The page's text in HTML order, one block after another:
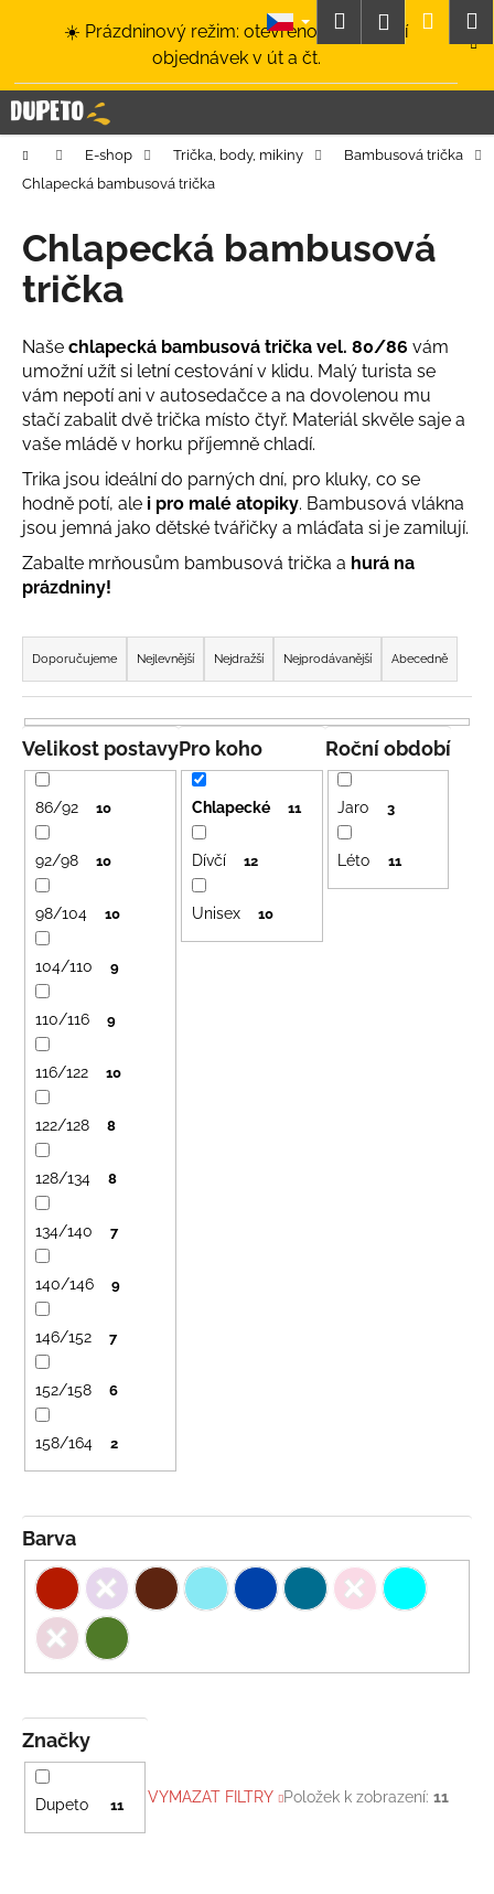
☀️ Prázdninový režim: otevřeno a odesílání
objednávek v út a čt.
HledatPřihlášení
Domů E-shop Trička, body, mikiny
Bambusová trička
Chlapecká bambusová trička
Chlapecká bambusová
trička
Naše chlapecká bambusová trička vel. 80/86 vám
umožní užít si letní cestování v klidu. Malý turista se
vám nepotí ani v autosedačce a na dovolenou mu
stačí zabalit dvě trička místo čtyř. Materiál skvěle saje a
vaše mládě v horku příjemně chladí.
Trika jsou ideální do parných dní, pro kluky, co se
hodně potí, ale i pro malé atopiky. Bambusová vlákna
jsou jemná jako dětské tvářičky a mláďata si je zamilují.
Zabalte mrňousům bambusová trička a hurá na
prázdniny!
Ř
a
z
e
n
í
p
o
d
u
ů
Doporučujeme Nejlevnější Nejdražší Nejprodávanější Abecedně
Značky
Dupeto 11
Barva
Pro koho
Chlapecké 11
Dívčí 12
Unisex 10
Roční období
Jaro 3
Léto 11
Velikost postavy
86/92 10
92/98 10
98/104 10
104/110 9
110/116 9
116/122 10
122/128 8
128/134 8
134/140 7
140/146 9
146/152 7
152/158 6
158/164 2
VYMAZAT FILTRY Položek k zobrazení:11
í
k C
o
p
t
ř
e
u
j
e
t
e
n
a
j
í
t
?
HLEDAT
D
p
m
LETNÍ
RYCHLESCHNOUCÍ
KALHOTY
TYRKYSOVÉ
KORÁLKY
695
Kč